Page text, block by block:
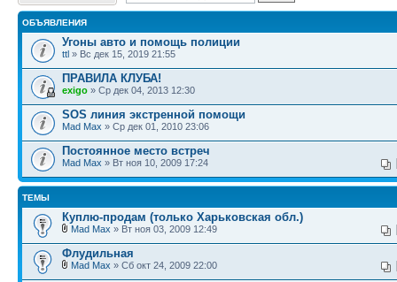
ОБЪЯВЛЕНИЯ
Угоны авто и помощь полиции
ttl » Вс дек 15, 2019 21:55
ПРАВИЛА КЛУБА!
exigo » Ср дек 04, 2013 12:30
SOS линия экстренной помощи
Mad Max » Ср дек 01, 2010 23:06
Постоянное место встреч
Mad Max » Вт ноя 10, 2009 17:24
ТЕМЫ
Куплю-продам (только Харьковская обл.)
Mad Max » Вт ноя 03, 2009 12:49
Флудильная
Mad Max » Сб окт 24, 2009 22:00